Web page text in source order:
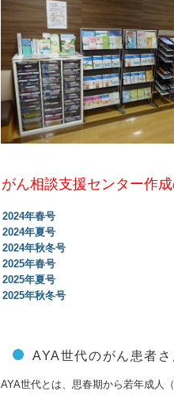
がん相談支援センター作
2024年春号
2024年夏号
2024年秋冬号
2025年春号
2025年夏号
2025年秋冬号
AYA世代のがん患者さ
AYA世代とは、思春期から若年成人